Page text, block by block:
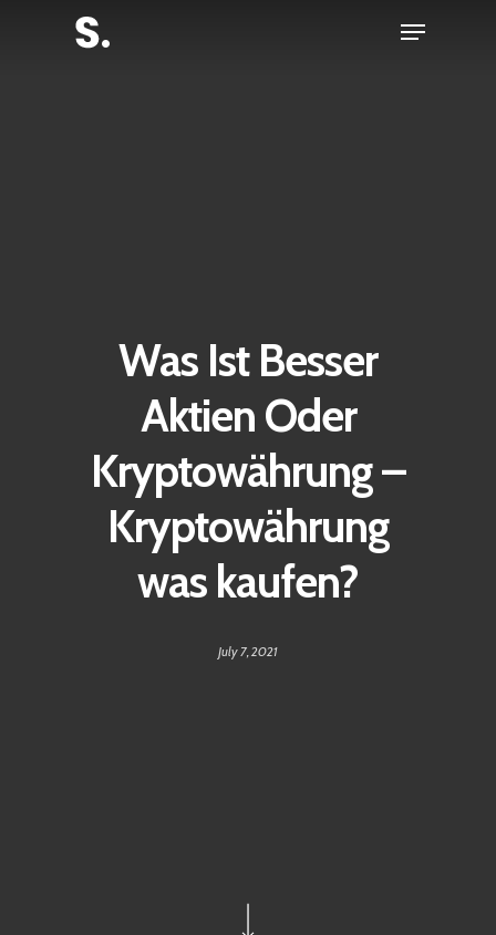
Menu
Was Ist Besser
Aktien Oder
Kryptowährung –
Kryptowährung
was kaufen?
July 7, 2021